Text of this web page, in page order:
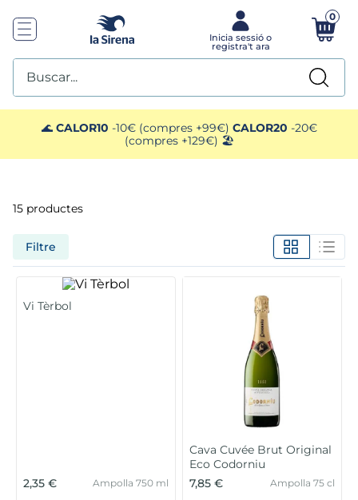
0
Buscar...
🌊 CALOR10 -10€ (compres +99€) CALOR20 -20€
(compres +129€) 🏖️
15 productes
Filtre
Vi Tèrbol
2,35 € Ampolla 750 ml
Cava Cuvée Brut Original
Eco Codorniu
7,85 €
Ampolla 75 cl
TOP SEARCHES
1. mariscos
2 mango
menus
gelats sirena